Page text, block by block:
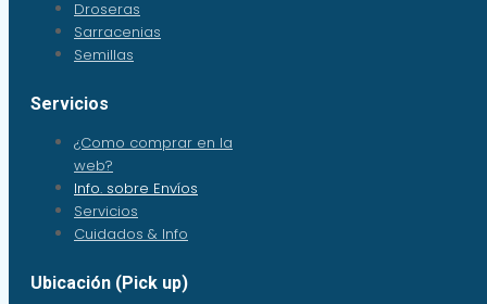
Droseras
Sarracenias
Semillas
Servicios
¿Como comprar en la
web?
Info. sobre Envíos
Servicios
Cuidados & Info
Ubicación (Pick up)